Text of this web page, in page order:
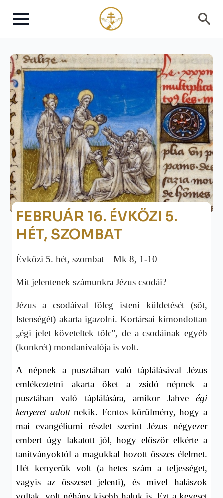
FEBRUÁR 16. ÉVKÖZI 5.
HÉT, SZOMBAT
Évközi 5. hét, szombat – Mk 8, 1-10
Mit jelentenek számunkra Jézus csodái?
Jézus a csodáival főleg isteni küldetését (sőt,
Istenségét) akarta igazolni. Kortársai kimondottan
„égi jelet követeltek tőle”, de a csodáinak egyéb
(konkrét) mondanivalója is volt.
A népnek a pusztában való táplálásával Jézus
emlékeztetni akarta őket a zsidó népnek a
pusztában való táplálására, amikor Jahve égi
kenyeret adottnekik. Fontos körülmény, hogy a
mai evangéliumi részlet szerint Jézus négyezer
embert úgy lakatott jól, hogy először elkérte a
tanítványoktól a magukkal hozott összes élelmet.
Hét kenyerük volt (a hetes szám a teljességet,
vagyis az összeset jelenti), és mivel halászok
voltak, volt néhány kisebb haluk is.Ezt a keveset